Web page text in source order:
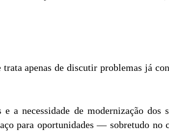
apenas de discutir problemas já
a necessidade de modernização dos
para oportunidades — sobretudo no